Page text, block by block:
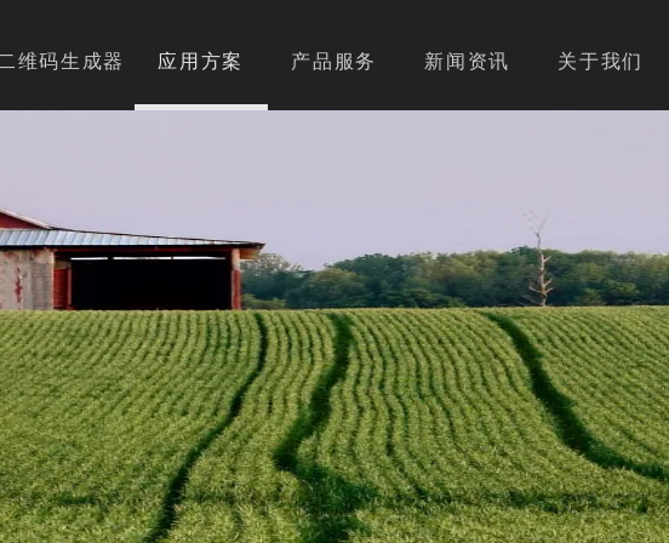
维码生成器 应用方案 产品服务 新闻资讯 关于我们